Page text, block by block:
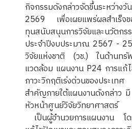
กิจกรรมดังกล่าวจัดขึ้นระหว่า
2569 เพื่อเผยแพร่ผลสำเร็จข
ทุนสนับสนุนการวิจัยและนวัตกรร
ประจำปีงบประมาณ 2567 -
วิจัยแห่งชาติ (วช.) ในด้านทรัพ
แวดล้อม แผนงาน P24 การแก้
ภาวะวิกฤติเร่งด่วนของประเ
สำคัญภายใต้แผนงานดังกล่าว
หัวหน้าศูนย์วิจัยวิทยาศาสตร์
เป็นผู้อำนวยการแผนงาน โ